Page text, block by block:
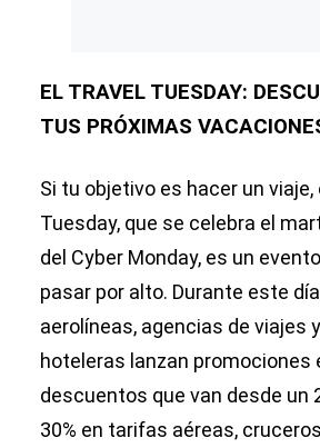
EL TRAVEL TUESDAY:
TUS PRÓXIMAS
Si tu objetivo es hacer un viaje,
Tuesday, que se celebra el
del Cyber Monday, es un
pasar por alto. Durante este
aerolíneas, agencias de viajes
hoteleras lanzan promociones
descuentos que van desde un
30% en tarifas aéreas,